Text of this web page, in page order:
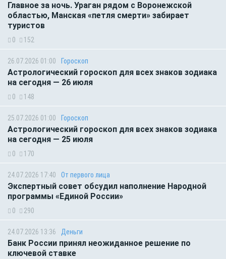
Главное за ночь. Ураган рядом с Воронежской
областью, Манская «петля смерти» забирает
туристов
0 152
26.07.2026 01:00 Гороскоп
Астрологический гороскоп для всех знаков зодиака
на сегодня — 26 июля
0 148
25.07.2026 01:00 Гороскоп
Астрологический гороскоп для всех знаков зодиака
на сегодня — 25 июля
0 170
24.07.2026 17:40 От первого лица
Экспертный совет обсудил наполнение Народной
программы «Единой России»
0 290
24.07.2026 13:36 Деньги
Банк России принял неожиданное решение по
ключевой ставке